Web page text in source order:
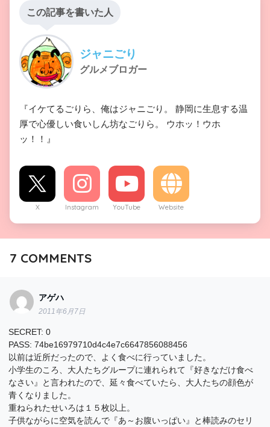
この記事を書いた人
ジャニごり
グルメブロガー
『イケてるごりら、俺はジャニごり。 静岡に生息する温
厚で心優しい食いしん坊なごりら。 ウホッ！ウホ
ッ！！』
X Instagram YouTube Website
7 COMMENTS
アゲハ
2011年6月7日
SECRET: 0
PASS: 74be16979710d4c4e7c6647856088456
以前は近所だったので、よく食べに行っていました。
小学生のころ、大人たちグループに連れられて『好きなだけ食べ
なさい』と言われたので、延々食べていたら、大人たちの顔色が
青くなりました。
重ねられたせいろは１５枚以上。
子供ながらに空気を読んで『あ～お腹いっぱい』と棒読みのセリ